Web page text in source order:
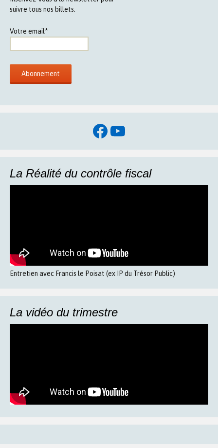
suivre tous nos billets.
Votre email*
Facebook
YouTube
La Réalité du contrôle fiscal
Entretien avec Francis le Poisat (ex IP du Trésor Public)
La vidéo du trimestre